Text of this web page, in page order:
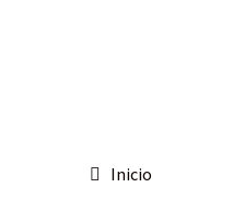
Inicio